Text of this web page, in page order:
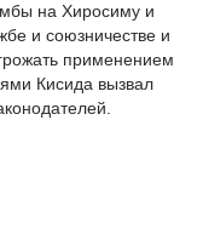
на Хиросиму и
и союзничестве и
применением
Кисида вызвал